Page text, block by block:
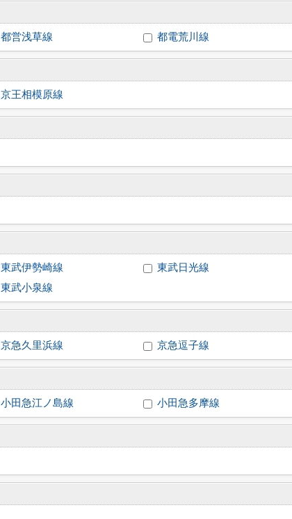
都営浅草線 都電荒川線
京王相模原線
東武伊勢崎線 東武日光線
東武小泉線
京急久里浜線 京急逗子線
小田急江ノ島線 小田急多摩線